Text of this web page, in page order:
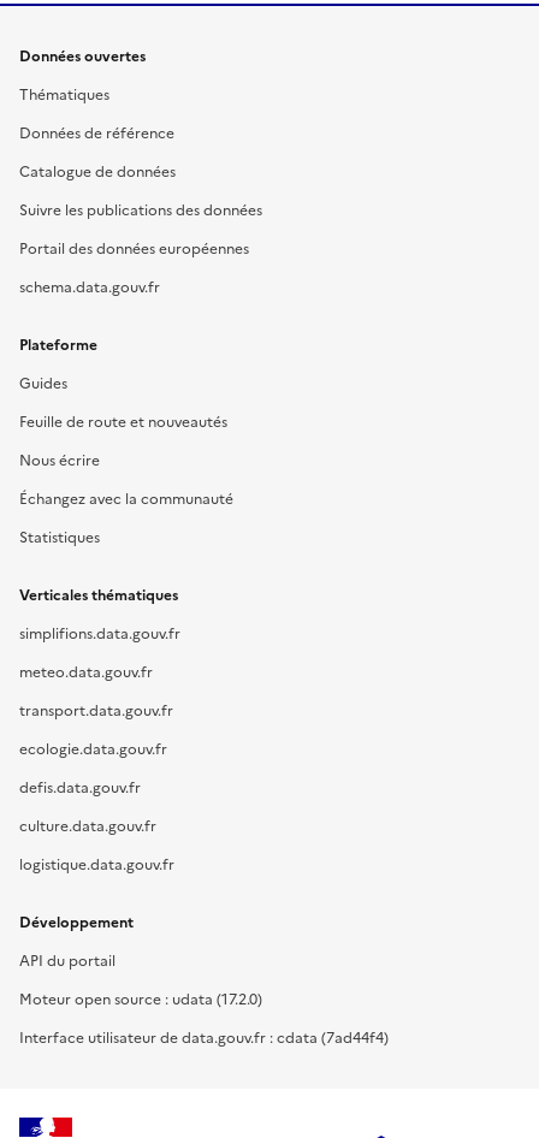
Données ouvertes
Thématiques
Données de référence
Catalogue de données
Suivre les publications des données
Portail des données européennes
schema.data.gouv.fr
Plateforme
Guides
Feuille de route et nouveautés
Nous écrire
Échangez avec la communauté
Statistiques
Verticales thématiques
simplifions.data.gouv.fr
meteo.data.gouv.fr
transport.data.gouv.fr
ecologie.data.gouv.fr
defis.data.gouv.fr
culture.data.gouv.fr
logistique.data.gouv.fr
Développement
API du portail
Moteur open source : udata (17.2.0)
Interface utilisateur de data.gouv.fr : cdata (7ad44f4)